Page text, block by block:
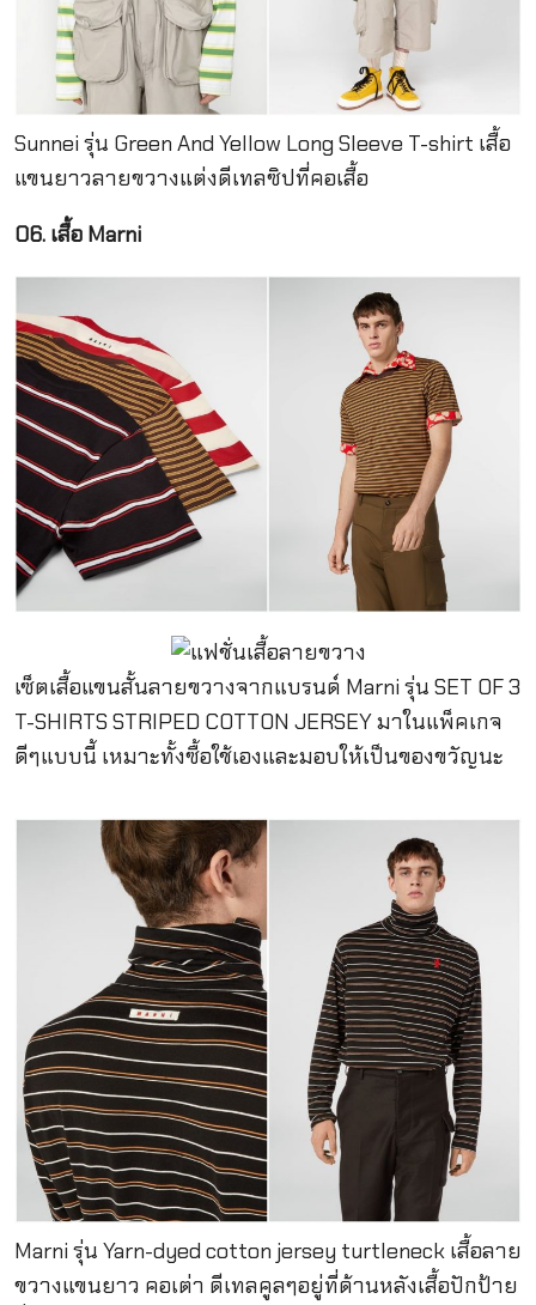
Sunnei รุ่น Green And Yellow Long Sleeve T-shirt เสื้อ
แขนยาวลายขวางแต่งดีเทลซิปที่คอเสื้อ
06. เสื้อ Marni
เซ็ตเสื้อแขนสั้นลายขวางจากแบรนด์ Marni รุ่น SET OF 3
T-SHIRTS STRIPED COTTON JERSEY มาในแพ็คเกจ
ดีๆแบบนี้ เหมาะทั้งซื้อใช้เองและมอบให้เป็นของขวัญนะ
Marni รุ่น Yarn-dyed cotton jersey turtleneck เสื้อลาย
ขวางแขนยาว คอเต่า ดีเทลคูลๆอยู่ที่ด้านหลังเสื้อปักป้าย